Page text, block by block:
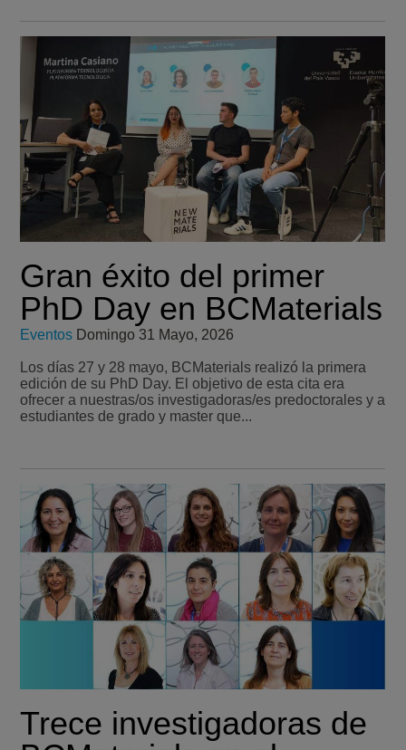
Gran éxito del primer
PhD Day en BCMaterials
Eventos Domingo 31 Mayo, 2026
Los días 27 y 28 mayo, BCMaterials realizó la primera
edición de su PhD Day. El objetivo de esta cita era
ofrecer a nuestras/os investigadoras/es predoctorales y a
estudiantes de grado y master que...
Trece investigadoras de